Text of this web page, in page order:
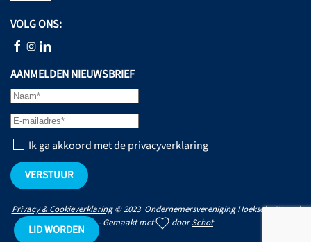
VOLG ONS:
AANMELDEN NIEUWSBRIEF
Ik ga akkoord met de privacyverklaring
VERSTUUR
Privacy & Cookieverklaring© 2023 Ondernemersvereniging Hoeksche Waard
- Gemaakt met
doorSchot
LID WORDEN